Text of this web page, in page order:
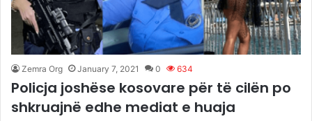
Zemra Org January 7, 2021 0 634
Policja joshëse kosovare për të cilën po
shkruajnë edhe mediat e huaja